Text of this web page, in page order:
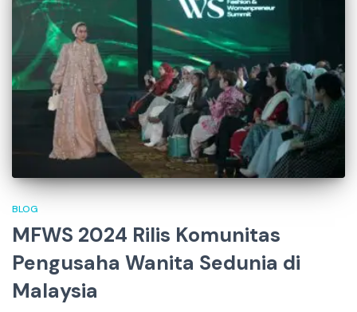
BLOG
MFWS 2024 Rilis Komunitas
Pengusaha Wanita Sedunia di
Malaysia